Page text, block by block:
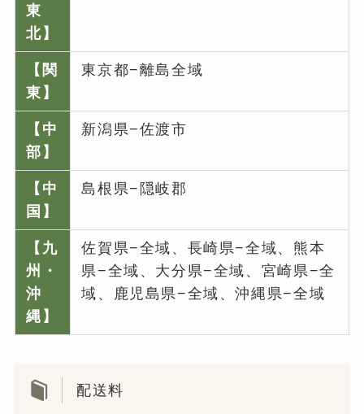
東
北】
【関
東】
東京都−離島全域
【中
部】
新潟県−佐渡市
【中
国】
島根県−隠岐郡
【九
州・
沖
縄】
佐賀県−全域、長崎県−全域、熊本
県−全域、大分県−全域、宮崎県−全
域、鹿児島県−全域、沖縄県−全域
配送料